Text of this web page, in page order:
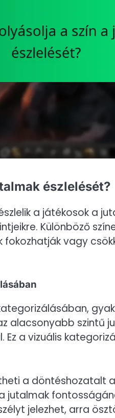
észlelését?
a játékosok a
Különböző
vagy
alacsonyabb szintű
a vizuális
a döntéshozatalt
jutalmak
jelezhet, arra